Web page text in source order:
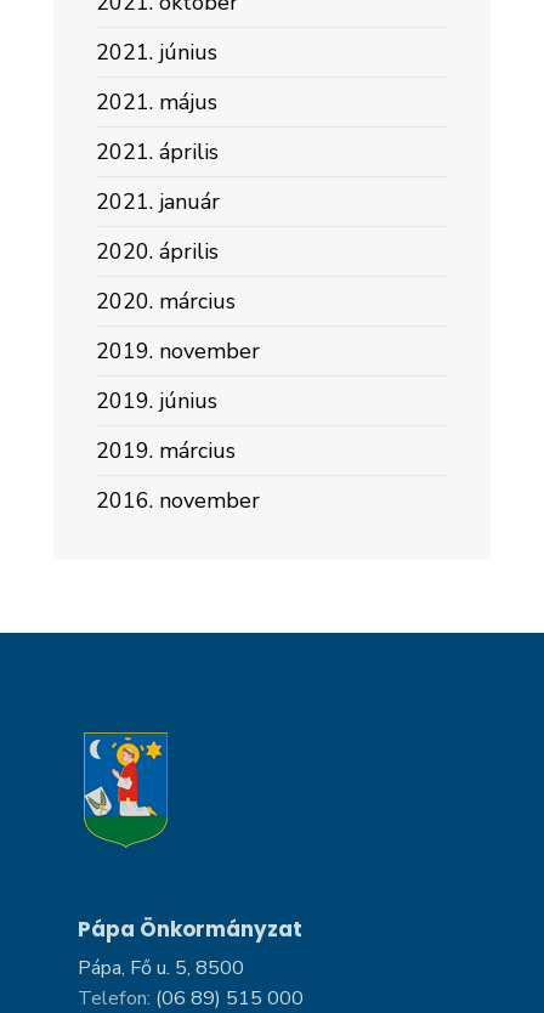
2021. június
2021. május
2021. április
2021. január
2020. április
2020. március
2019. november
2019. június
2019. március
2016. november
Pápa Önkormányzat
Pápa, Fő u. 5, 8500
Telefon: (06 89) 515 000